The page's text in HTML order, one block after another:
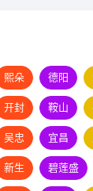
熙朵 德阳
开封 鞍山
吴忠 宜昌
新生 碧莲盛